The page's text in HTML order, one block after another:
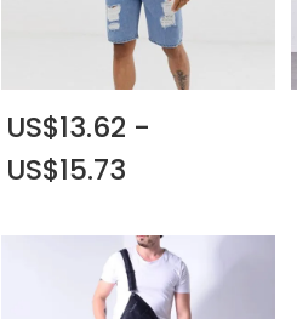
US$13.62 -
US$15.73